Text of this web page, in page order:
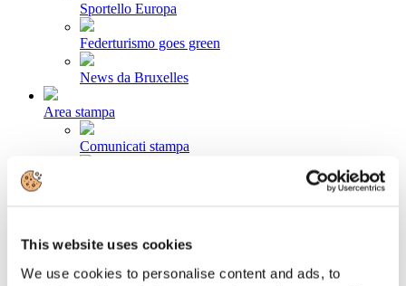
This website uses cookies
We use cookies to personalise content and ads, to
Sportello Europa
Federturismo goes green
News da Bruxelles
Area stampa
Comunicati stampa
Articoli e Interviste